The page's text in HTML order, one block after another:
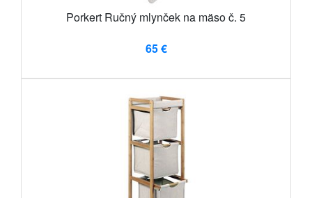
Porkert Ručný mlynček na mäso č. 5
65 €